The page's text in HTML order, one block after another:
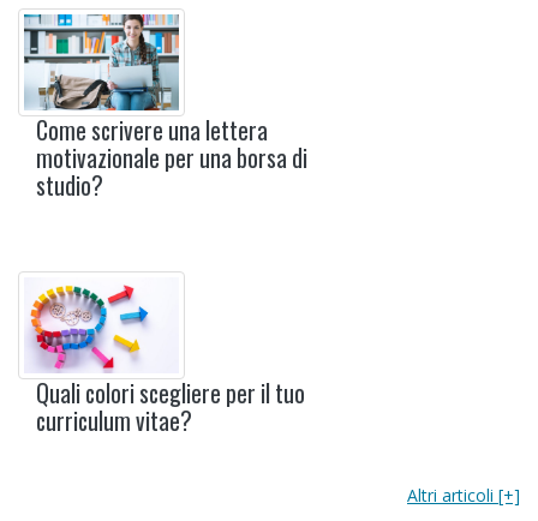
Come scrivere una lettera
motivazionale per una borsa di
studio?
Quali colori scegliere per il tuo
curriculum vitae?
Altri articoli [+]